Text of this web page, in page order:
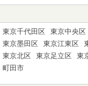
東京千代田区 東京中央区
東京墨田区
東京江東区
東京北区
東京足立区 東
町田市